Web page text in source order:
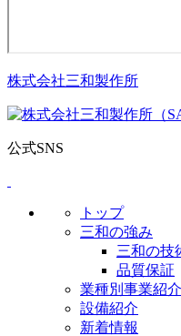
株式会社三和製作所
公式SNS
トップ
三和の強み
三和の技
品質保証
業種別事業紹介
設備紹介
新着情報